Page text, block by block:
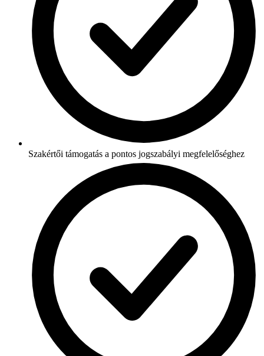
Szakértői támogatás a pontos jogszabályi megfelelőséghez